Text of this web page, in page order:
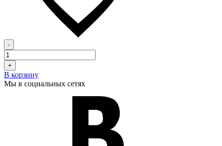
-
+
В корзину
Мы в социальных сетях